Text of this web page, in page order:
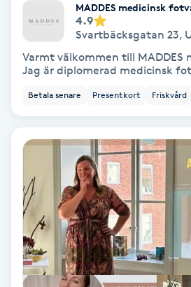
Kroppspeeling
Käkledsbehandling
Laserbehandling
Lashlift Keratin
LED-ljusterapi
Liktornar
MADDES medicinsk
4.9
Svartbäcksgatan 23,
Varmt välkommen till MADDES
Jag är diplomerad medicinsk
Betala senare Presentkort Friskvård